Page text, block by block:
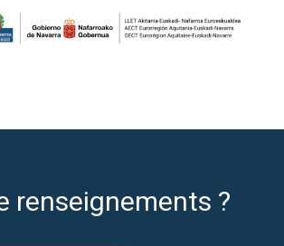
renseignements ?